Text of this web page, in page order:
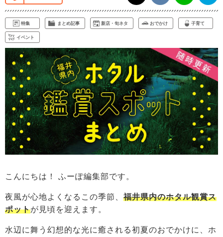
特集 まとめ記事 新店・旬ネタ おでかけ 子育て
イベント
こんにちは！ ふーぽ編集部です。
夜風が心地よくなるこの季節、 福井県内のホタル観賞ス
ポットが見頃を迎えます。
水辺に舞う幻想的な光に癒される初夏のおでかけに、ホ